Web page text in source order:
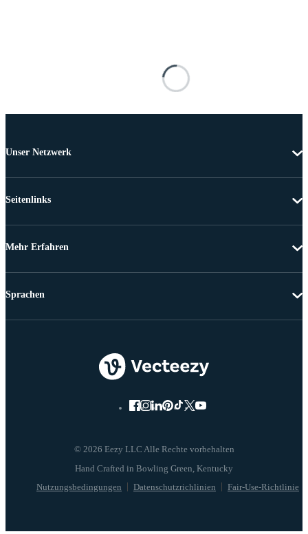
Unser Netzwerk
Seitenlinks
Mehr Erfahren
© 2026 Eezy LLC Alle Rechte vorbehalten
Nutzungsbedingungen Datenschutzrichlinien Fair-Use-Richtlinie
Sprachen